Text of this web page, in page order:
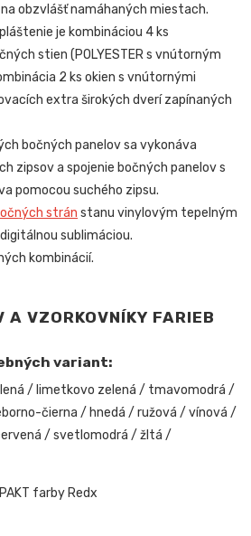
obzvlášť namáhaných miestach.
je kombináciou 4 ks
stien (POLYESTER s vnútorným
2 ks okien s vnútornými
extra širokých dverí zapínaných
bočných panelov sa vykonáva
zipsov a spojenie bočných panelov s
pomocou suchého zipsu.
strán stanu vinylovým tepelným
sublimáciou.
kombinácií.
A VZORKOVNÍKY FARIEB
variant:
/ limetkovo zelená / tmavomodrá /
čierna / hnedá / ružová / vínová /
/ svetlomodrá / žltá /